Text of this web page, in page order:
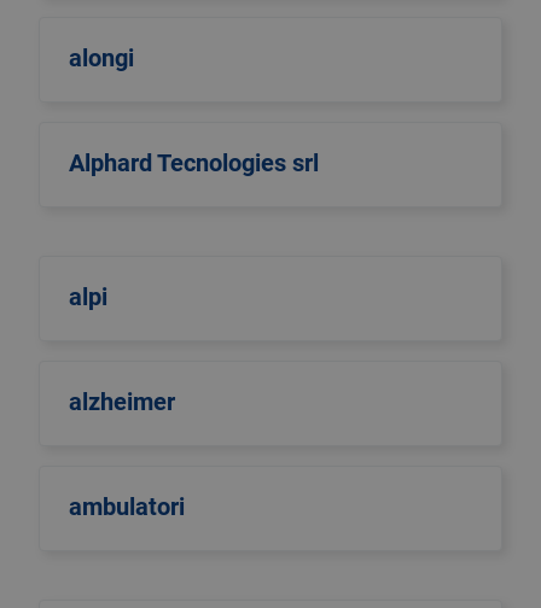
alongi
Alphard Tecnologies srl
alpi
alzheimer
ambulatori